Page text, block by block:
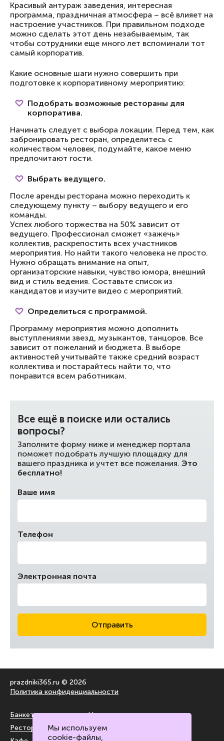
Красивый антураж заведения, интересная
программа, праздничная атмосфера – всё влияет на
настроение участников. При правильном подходе
можно сделать этот день незабываемым, так
чтобы сотрудники еще много лет вспоминали тот
самый корпоратив.
Какие основные шаги нужно совершить при
подготовке к корпоративному мероприятию:
Подобрать возможные рестораны для
корпоратива.
Начинать следует с выбора локации. Перед тем, как
забронировать ресторан, определитесь с
количеством человек, подумайте, какое меню
предпочитают гости.
Выбрать ведущего.
После аренды ресторана можно переходить к
следующему пункту – выбору ведущего и его
команды.
Успех любого торжества на 50% зависит от
ведущего. Профессионал сможет «зажечь»
коллектив, раскрепостить всех участников
мероприятия. Но найти такого человека не просто.
Нужно обращать внимание на опыт,
организаторские навыки, чувство юмора, внешний
вид и стиль ведения. Составьте список из
кандидатов и изучите видео с мероприятий.
Определиться с программой.
Программу мероприятия можно дополнить
выступлениями звезд, музыкантов, танцоров. Все
зависит от пожеланий и бюджета. В выборе
активностей учитывайте также средний возраст
коллектива и постарайтесь найти то, что
понравится всем работникам.
Все ещё в поиске или остались
вопросы?
Заполните форму ниже и менеджер портала
поможет подобрать лучшую площадку для
вашего праздника и учтет все пожелания. Это
бесплатно!
Ваше имя
Телефон
Электронная почта
Отправить
prazdniki365.ru © 2026
Политика конфиденциальности
Банкетные залы
Рестораны
На воздухе
За городом
Мы используем
cookie-файлы,